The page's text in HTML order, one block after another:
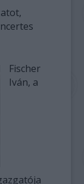
Fischer
Iván, a